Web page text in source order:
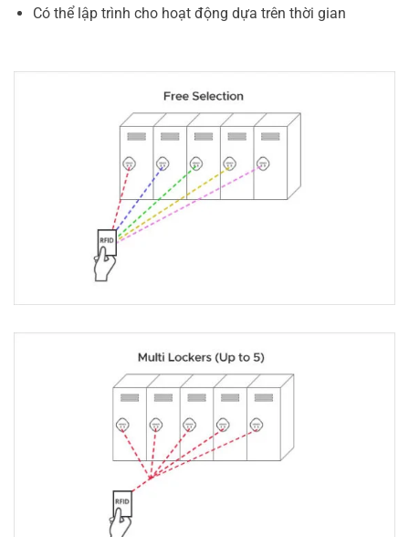
Có thể lập trình cho hoạt động dựa trên thời gian